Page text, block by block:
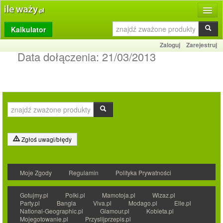
Produkty
Dziennik
Porównywarka
Porady
Słownik
Kontakt
Kalkulator
Zaloguj Zarejestruj
Data dołączenia:21/03/2013
Zgłoś uwagi/błędy
Moje Zgody Regulamin Polityka Prywatności
Gotujmy.pl Polki.pl Mamotoja.pl
Wizaz.pl
Party.pl
Bangla Viva.pl Modago.pl
Elle.pl
National-Geographic.pl
Glamour.pl
Kobieta.pl
Mojegotowanie.pl
Przyslijprzepis.pl